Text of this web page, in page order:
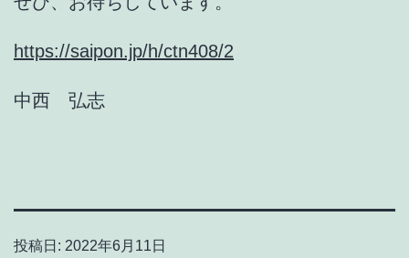
https://saipon.jp/h/ctn408/2
中西 弘志
投稿日: 2022年6月11日